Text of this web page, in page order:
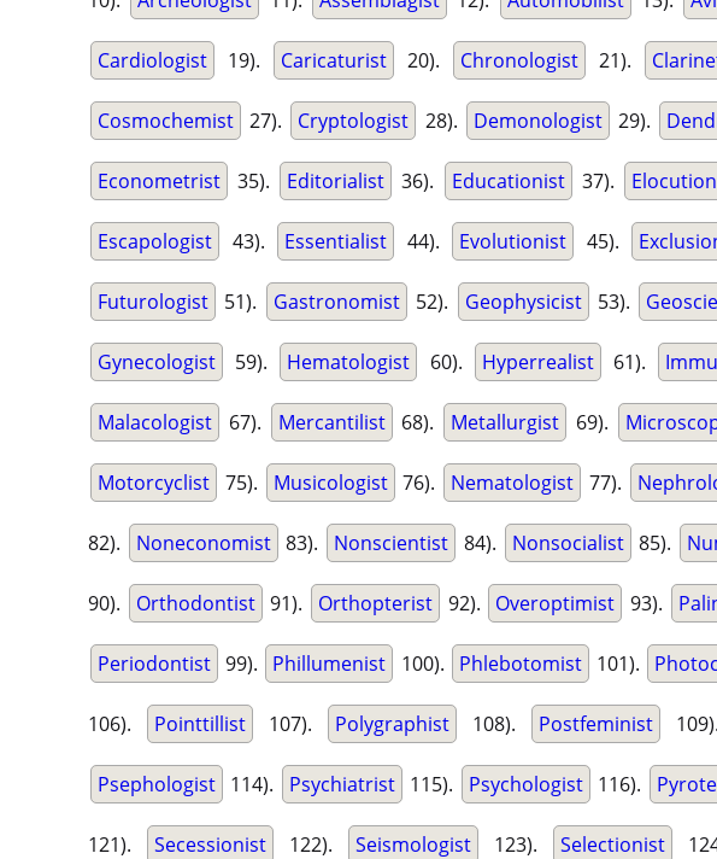
Cardiologist 19). Caricaturist 20). Chronologist 21).
Cosmochemist 27). Cryptologist 28). Demonologist 29).
Econometrist 35). Editorialist 36). Educationist 37).
Escapologist 43). Essentialist 44). Evolutionist 45).
Futurologist 51). Gastronomist 52). Geophysicist 53).
Gynecologist 59). Hematologist 60). Hyperrealist 61).
Malacologist 67). Mercantilist 68). Metallurgist 69).
Motorcyclist 75). Musicologist 76). Nematologist 77).
82). Noneconomist 83). Nonscientist 84). Nonsocialist 85).
90). Orthodontist 91). Orthopterist 92). Overoptimist 93).
Periodontist 99). Phillumenist 100). Phlebotomist 101).
106). Pointtillist 107). Polygraphist 108). Postfeminist
Psephologist 114). Psychiatrist 115). Psychologist 116).
121). Secessionist 122). Seismologist 123). Selectionist